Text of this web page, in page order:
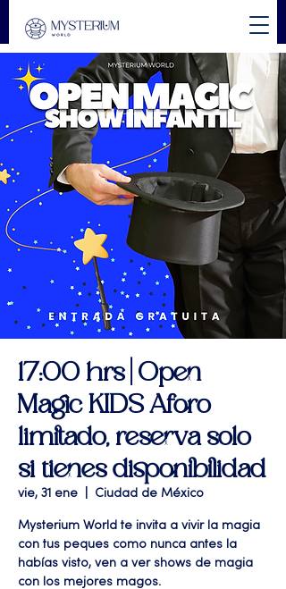
17:00 hrs | Open
Magic KIDS Aforo
limitado, reserva solo
si tienes disponibilidad
vie, 31 ene Ciudad de México
Mysterium World te invita a vivir la magia
con tus peques como nunca antes la
habías visto, ven a ver shows de magia
con los mejores magos.